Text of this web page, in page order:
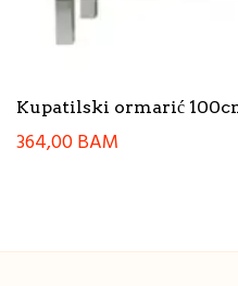
Kupatilski ormarić
364,00BAM